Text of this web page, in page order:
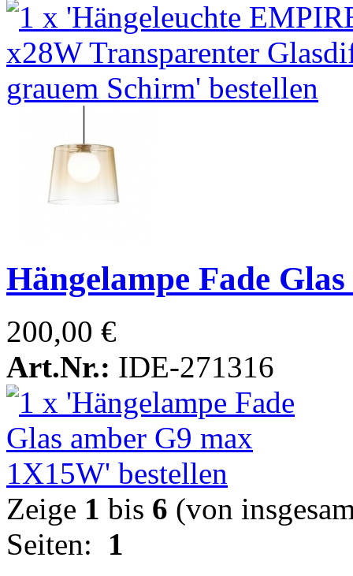
Hängelampe Fade
200,00 €
Art.Nr.: IDE-271316
Zeige 1 bis 6 (von
Seiten: 1